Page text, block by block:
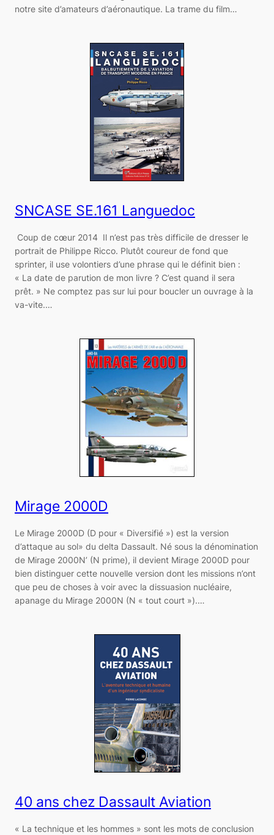
notre site d’amateurs d’aéronautique. La trame du film…
SNCASE SE.161 Languedoc
Coup de cœur 2014 Il n’est pas très difficile de dresser le
portrait de Philippe Ricco. Plutôt coureur de fond que
sprinter, il use volontiers d’une phrase qui le définit bien :
« La date de parution de mon livre ? C’est quand il sera
prêt. » Ne comptez pas sur lui pour boucler un ouvrage à la
va-vite.…
Mirage 2000D
Le Mirage 2000D (D pour « Diversifié ») est la version
d’attaque au sol» du delta Dassault. Né sous la dénomination
de Mirage 2000N’ (N prime), il devient Mirage 2000D pour
bien distinguer cette nouvelle version dont les missions n’ont
que peu de choses à voir avec la dissuasion nucléaire,
apanage du Mirage 2000N (N « tout court »).…
40 ans chez Dassault Aviation
« La technique et les hommes » sont les mots de conclusion